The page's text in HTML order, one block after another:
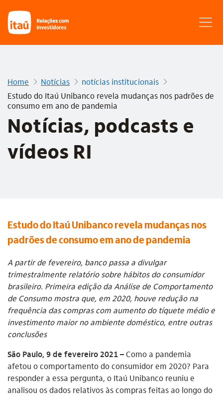
Home Notícias
notícias institucionais
Estudo do Itaú Unibanco revela mudanças nos padrões de
consumo em ano de pandemia
Notícias, podcasts e
vídeos RI
Estudo do Itaú Unibanco revela mudanças nos
padrões de consumo em ano de pandemia
A partir de fevereiro, banco passa a divulgar
trimestralmente relatório sobre hábitos do consumidor
brasileiro. Primeira edição da Análise de Comportamento
de Consumo mostra que, em 2020, houve redução na
frequência das compras com aumento do tíquete médio e
investimento maior no ambiente doméstico, entre outras
conclusões
São Paulo, 9 de fevereiro 2021 –Como a pandemia
afetou o comportamento do consumidor em 2020? Para
responder a essa pergunta, o Itaú Unibanco reuniu e
analisou os dados relativos às compras feitas ao longo do